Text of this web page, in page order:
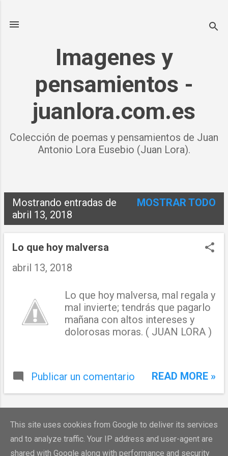
Imagenes y
pensamientos -
juanlora.com.es
Colección de poemas y pensamientos de Juan
Antonio Lora Eusebio (Juan Lora).
n
Mostrando entradas de
abril 13, 2018
MOSTRAR TODO
Lo que hoy malversa
abril 13, 2018
Lo que hoy malversa, mal regala y
mal invierte; tendrás que pagarlo
mañana con altos intereses y
dolorosas moras. ( JUAN LORA )
Publicar un comentario READ MORE »
MÁS ENTRADAS
This site uses cookies from Google to deliver its services
and to analyze traffic. Your IP address and user-agent are
shared with Google along with performance and security